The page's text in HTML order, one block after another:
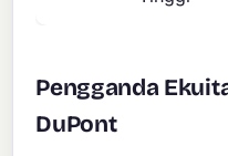
Pengganda
DuPont